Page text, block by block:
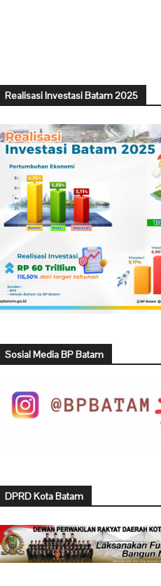
Realisasi Investasi Batam 2025
Sosial Media BP Batam
DPRD Kota Batam